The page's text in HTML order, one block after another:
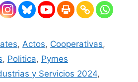
, Actos, Cooperativas,
, Politica, Pymes
y Servicios 2024,